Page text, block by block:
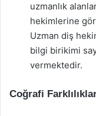
uzmanlık
hekimlerine
Uzman diş
bilgi birikimi
vermektedir.
Coğrafi